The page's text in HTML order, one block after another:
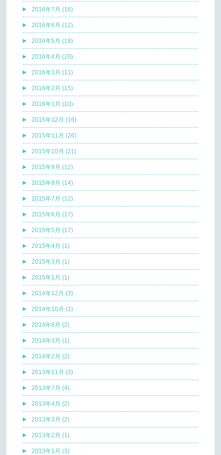
2016年7月 (16)
2016年6月 (12)
2016年5月 (18)
2016年4月 (20)
2016年3月 (11)
2016年2月 (15)
2016年1月 (10)
2015年12月 (16)
2015年11月 (26)
2015年10月 (21)
2015年9月 (12)
2015年8月 (14)
2015年7月 (12)
2015年6月 (17)
2015年5月 (17)
2015年4月 (1)
2015年3月 (1)
2015年1月 (1)
2014年12月 (3)
2014年10月 (1)
2014年8月 (2)
2014年3月 (1)
2014年2月 (2)
2013年11月 (3)
2013年7月 (4)
2013年4月 (2)
2013年3月 (2)
2013年2月 (1)
2013年1月 (3)